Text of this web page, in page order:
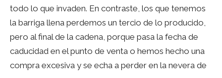
todo lo que invaden. En contraste, los que tenemos
la barriga llena perdemos un tercio de lo producido,
pero al final de la cadena, porque pasa la fecha de
caducidad en el punto de venta o hemos hecho una
compra excesiva y se echa a perder en la nevera de